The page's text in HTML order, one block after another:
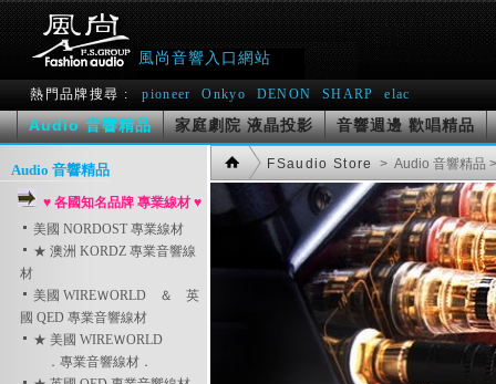
風尚音響入口網站
熱門品牌搜尋 : pioneer Onkyo DENON SHARP elac
Audio 音響精品 家庭劇院 液晶投影 音響週邊 歡唱精品
Audio 音響精品
♥ 各國知名品牌 專業線材 ♥
美國 NORDOST 專業線材
★ 澳洲 KORDZ 專業音響線
材
美國 WIREＷORLD ＆ 英
國 QED 專業音響線材
★ 美國 WIREＷORLD
．專業音響線材．
FSaudio Store > Audio 音響精品>